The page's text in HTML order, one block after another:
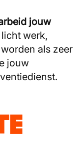
jouw
werk,
als zeer
jouw